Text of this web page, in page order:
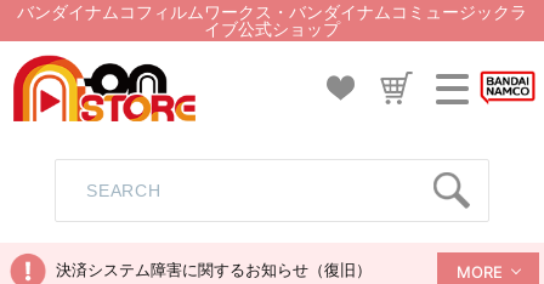
バンダイナムコフィルムワークス・バンダイナムコミュージックラ
イブ公式ショップ
決済システム障害に関するお知らせ（復旧） MORE